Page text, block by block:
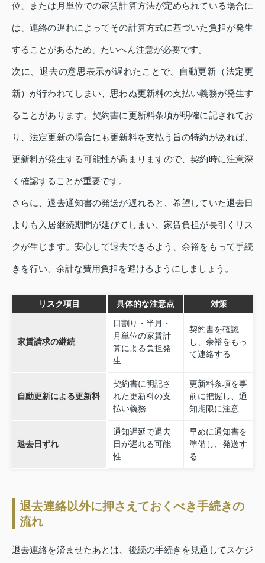
位、または月単位での家賃計算方法が定められている場合に
は、連絡の遅れによってその計算方式に基づいた負担が発生
することがあるため、たいへん注意が必要です。
次に、退去の意思表示が遅れたことで、自動更新（法定更
新）が行われてしまい、思わぬ更新料の支払い義務が発生す
ることがあります。契約書に更新料条項が明確に記されてお
り、法定更新の場合にも更新料を支払う旨の特約があれば、
更新料が発生する可能性が高まりますので、契約時に注意深
く確認することが重要です。
さらに、退去通知書の発送が遅れると、希望していた退去日
よりも入居継続期間が延びてしまい、家賃負担が長引くリス
クが生じます。安心して退去できるよう、余裕をもって手続
きを行い、余計な費用負担を避けるようにしましょう。
リスク項目 具体的な注意点 対策
家賃請求の継続
日割り・半月・
月単位の家賃計
算による負担発
生
契約書を確認
し、余裕をもっ
て連絡する
自動更新による更新料
契約書に明記さ
れた更新料の支
払い義務
更新料条項を事
前に把握し、通
知期限に注意
退去日ずれ
通知遅延で退去
日が遅れる可能
性
早めに通知書を
準備し、発送す
る
退去連絡以外に押さえておくべき手続きの
流れ
退去連絡を済ませたあとは、後続の手続きを見通してスケジ